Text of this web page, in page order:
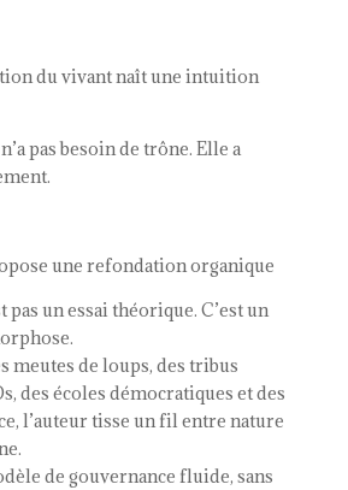
du vivant naît une intuition
pas besoin de trône. Elle a
une refondation organique
pas un essai théorique. C’est un
meutes de loups, des tribus
des écoles démocratiques et des
l’auteur tisse un fil entre nature
de gouvernance fluide, sans